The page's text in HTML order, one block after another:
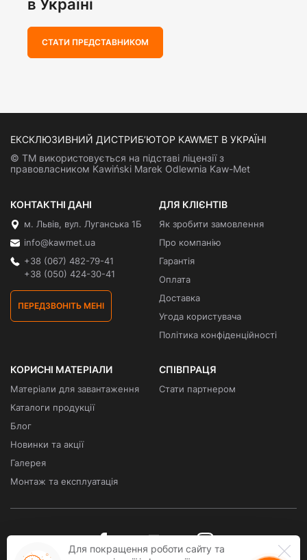
в Україні
СТАТИ ПРЕДСТАВНИКОМ
ЕКСКЛЮЗИВНИЙ ДИСТРИБ’ЮТОР KAWMET В УКРАЇНІ
© ТМ використовується на підставі ліцензії з
правовласником Kawiński Marek Odlewnia Kaw-Met
КОНТАКТНІ ДАНІ
м. Львів, вул. Луганська 1Б
info@kawmet.ua
+38 (067) 482-79-41
+38 (050) 424-30-41
ПЕРЕДЗВОНІТЬ МЕНІ
ДЛЯ КЛІЄНТІВ
Як зробити замовлення
Про компанію
Гарантія
Оплата
Доставка
Угода користувача
Політика конфіденційності
КОРИСНІ МАТЕРІАЛИ
Матеріали для завантаження
Каталоги продукції
Блог
Новинки та акції
Галерея
Монтаж та експлуатація
СПІВПРАЦЯ
Стати партнером
Для покращення роботи сайту та